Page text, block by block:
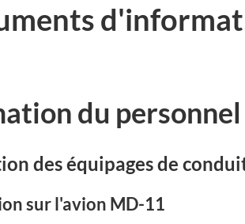
du personnel
des équipages de
sur l'avion MD-11